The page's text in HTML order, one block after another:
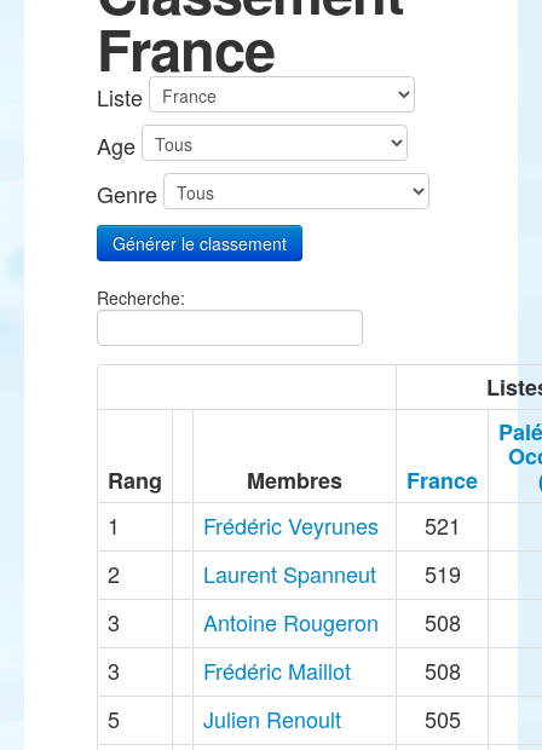
France
Liste
Age
Genre
Recherche:
Rang Membres France
1
Frédéric Veyrunes
521
2
Laurent Spanneut
519
3
Antoine Rougeron
508
3
Frédéric Maillot
508
5
Julien Renoult
505